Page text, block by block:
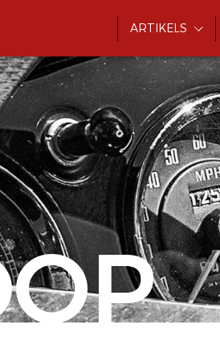
ARTIKELS